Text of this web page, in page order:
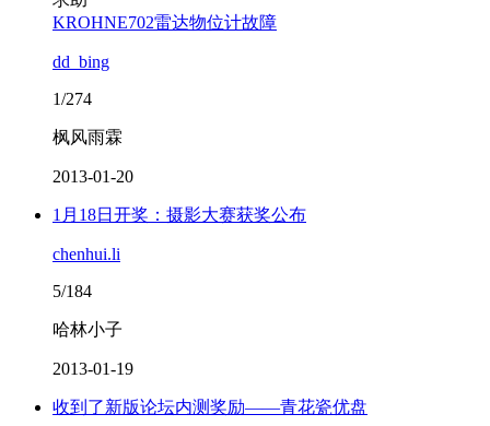
KROHNE702雷达物位计故障
dd_bing
1/274
枫风雨霖
2013-01-20
1月18日开奖：摄影大赛获奖公布
chenhui.li
5/184
哈林小子
2013-01-19
收到了新版论坛内测奖励——青花瓷优盘